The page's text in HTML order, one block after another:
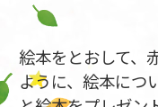
絵本をとおして、
ように、絵本につ